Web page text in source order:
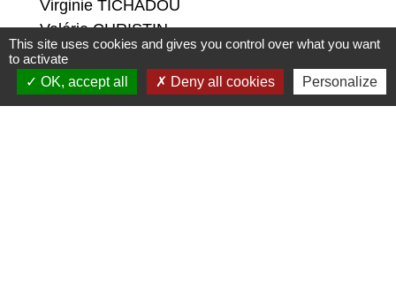
Virginie TICHADOU
Valérie CHRISTIN
This site uses cookies and gives you control over what you want
to activate
OK, accept all
Deny all cookies Personalize